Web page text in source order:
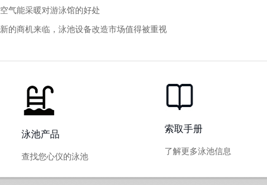
空气能采暖对游泳馆的好处
新的商机来临，泳池设备改造市场值得被重视
泳池产品
查找您心仪的泳池
索取手册
了解更多泳池信息